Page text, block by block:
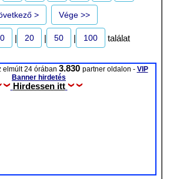
> Vége >>
20 50 100 találat
24 órában 3.830 partner oldalon - VIP
Banner hirdetés
Hirdessen itt